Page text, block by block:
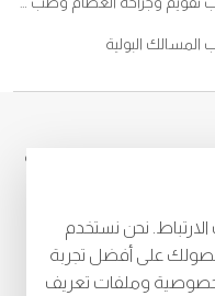
البولية
الشامخة ، تصريح وزارة
رقم
الظروف
نحن نستخدم
حصولك على أفضل تجربة
وملفات تعريف